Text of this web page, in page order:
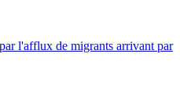
l'afflux de migrants arrivant par